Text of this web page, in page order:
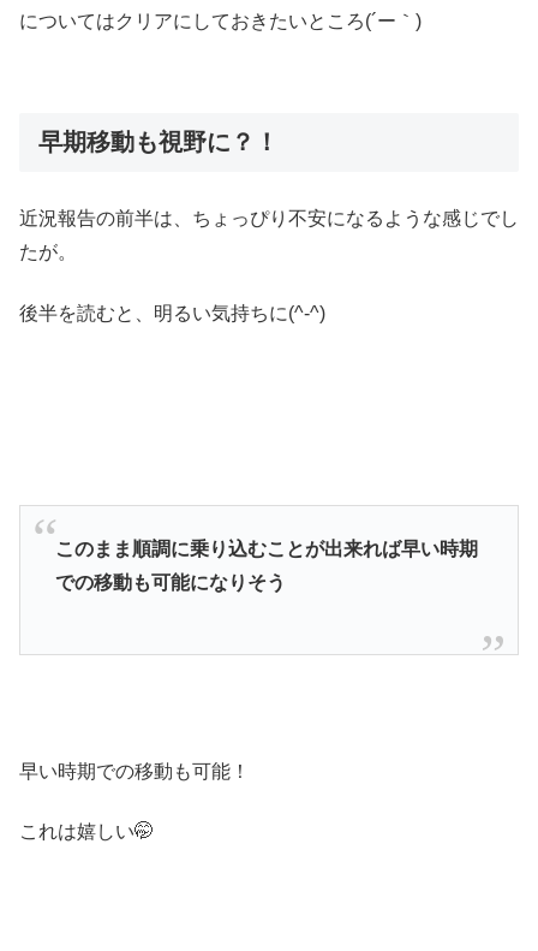
についてはクリアにしておきたいところ(´ー｀)
早期移動も視野に？！
近況報告の前半は、ちょっぴり不安になるような感じでし
たが。
後半を読むと、明るい気持ちに(^-^)
このまま順調に乗り込むことが出来れば早い時期
での移動も可能になりそう
早い時期での移動も可能！
これは嬉しい🤭